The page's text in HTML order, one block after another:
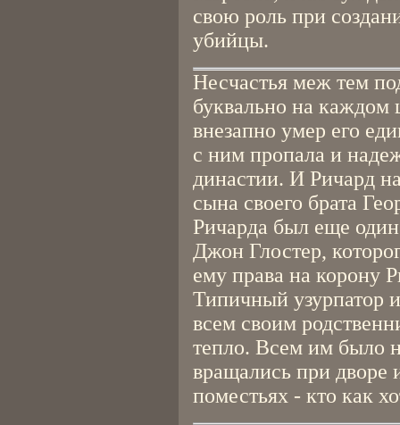
свою роль при
убийцы.
Несчастья меж тем
буквально на каждом
внезапно умер его
с ним пропала и
династии. И Ричард
сына своего брата
Ричарда был еще
Джон Глостер,
ему права на корону
Типичный узурпатор
всем своим
тепло. Всем им было
вращались при дворе
поместьях - кто как